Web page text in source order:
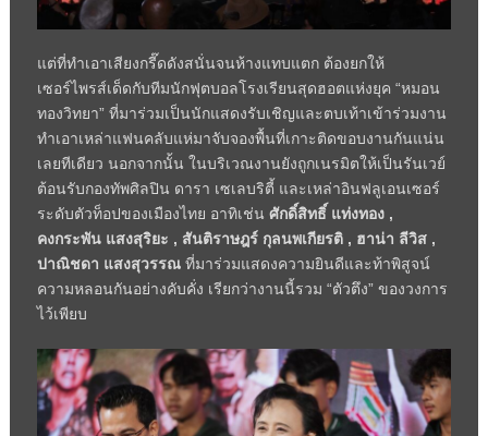
แต่ที่ทำเอาเสียงกรี๊ดดังสนั่นจนห้างแทบแตก ต้องยกให้
เซอร์ไพรส์เด็ดกับทีมนักฟุตบอลโรงเรียนสุดฮอตแห่งยุค “หมอน
ทองวิทยา” ที่มาร่วมเป็นนักแสดงรับเชิญและตบเท้าเข้าร่วมงาน
ทำเอาเหล่าแฟนคลับแห่มาจับจองพื้นที่เกาะติดขอบงานกันแน่น
เลยทีเดียว นอกจากนั้น ในบริเวณงานยังถูกเนรมิตให้เป็นรันเวย์
ต้อนรับกองทัพศิลปิน ดารา เซเลบริตี้ และเหล่าอินฟลูเอนเซอร์
ระดับตัวท็อปของเมืองไทย อาทิเช่น ศักดิ์สิทธิ์ แท่งทอง ,
คงกระพัน แสงสุริยะ , สันติราษฎร์ กุลนพเกียรติ , ฮาน่า ลีวิส ,
ปาณิชดา แสงสุวรรณที่มาร่วมแสดงความยินดีและท้าพิสูจน์
ความหลอนกันอย่างคับคั่ง เรียกว่างานนี้รวม “ตัวตึง” ของวงการ
ไว้เพียบ